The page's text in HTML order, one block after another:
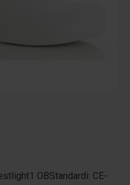
OBStandardi: CE-